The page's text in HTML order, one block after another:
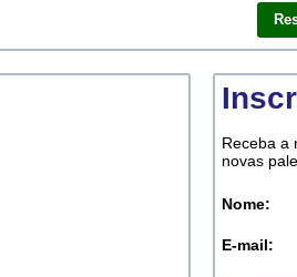
Receba a
novas
Nome:
E-mail: